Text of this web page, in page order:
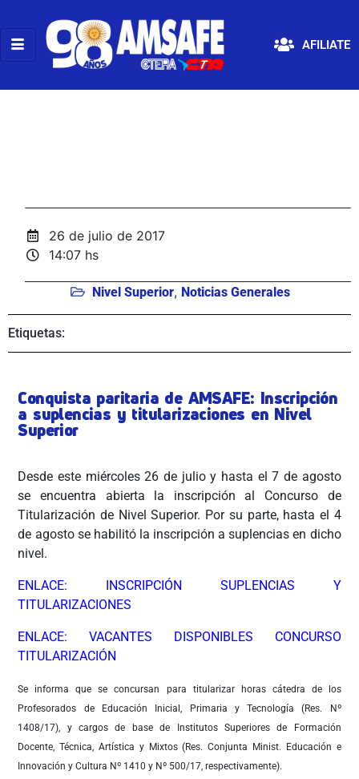
AFILIATE
26 de julio de 2017
14:07 hs
Nivel Superior, Noticias Generales
Etiquetas:
Conquista paritaria de AMSAFE: Inscripción
a suplencias y titularizaciones en Nivel
Superior
Desde este miércoles 26 de julio y hasta el 7 de agosto
se encuentra abierta la inscripción al Concurso de
Titularización de Nivel Superior. Por su parte, hasta el 4
de agosto se habilitó la inscripción a suplencias en dicho
nivel.
ENLACE: INSCRIPCIÓN SUPLENCIAS Y
TITULARIZACIONES
ENLACE: VACANTES DISPONIBLES CONCURSO
TITULARIZACIÓN
Se informa que se concursan para titularizar horas cátedra de los
Profesorados de Educación Inicial, Primaria y Tecnología (Res. Nº
1408/17), y cargos de base de Institutos Superiores de Formación
Docente, Técnica, Artística y Mixtos (Res. Conjunta Minist. Educación e
Innovación y Cultura Nº 1410 y Nº 500/17, respectivamente).